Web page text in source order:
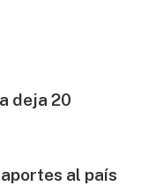
deja 20
al país